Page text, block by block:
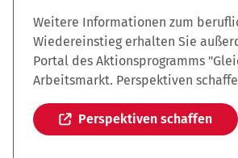
Weitere Informationen zum
Wiedereinstieg erhalten Sie
Portal des Aktionsprogramms
Arbeitsmarkt. Perspektiven
Perspektiven schaffen